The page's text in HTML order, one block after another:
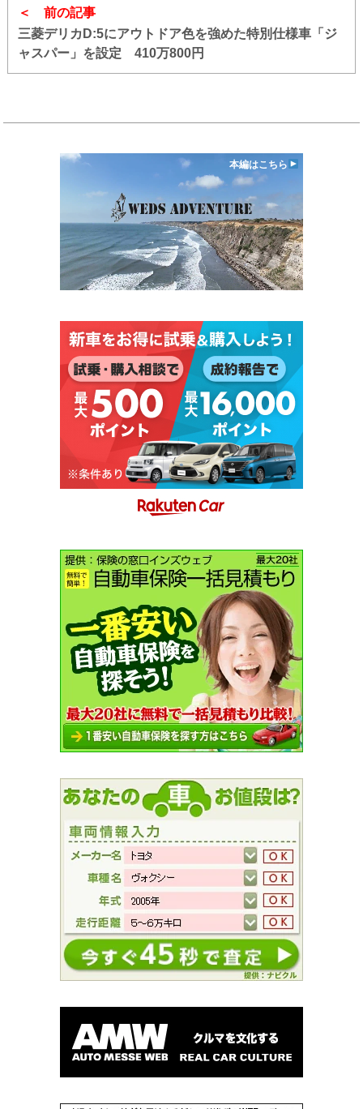
前の記事
三菱デリカD:5にアウトドア色を強めた特別仕様車「ジ
ャスパー」を設定 410万800円
本編はこちら